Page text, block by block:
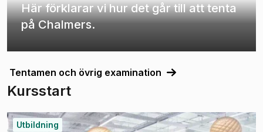
Här förklarar vi hur det går till att tenta
på Chalmers.
Tentamen och övrig examination
Kursstart
Utbildning